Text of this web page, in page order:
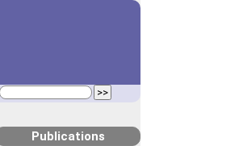
Publications